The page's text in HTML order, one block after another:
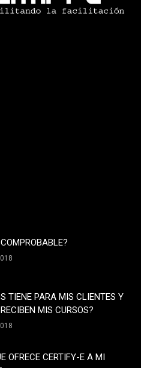
TIENE PARA MIS CLIENTES Y
MIS CURSOS?
OFRECE CERTIFY-E A MI